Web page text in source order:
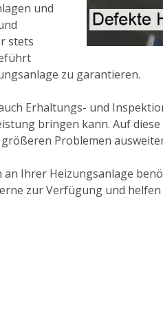
und
stets
zu garantieren.
Erhaltungs- und
bringen kann. Auf
Problemen
Ihrer Heizungsanlage
zur Verfügung und